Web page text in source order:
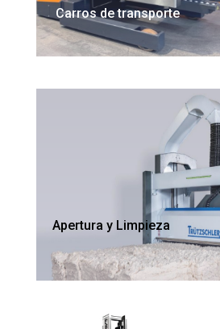
Carros de transporte
Apertura y Limpieza